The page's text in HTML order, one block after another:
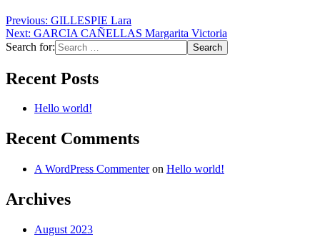
Previous: GILLESPIE Lara
Next: GARCIA CAÑELLAS Margarita Victoria
Search for:
Recent Posts
Hello world!
Recent Comments
A WordPress Commenteron Hello world!
Archives
August 2023